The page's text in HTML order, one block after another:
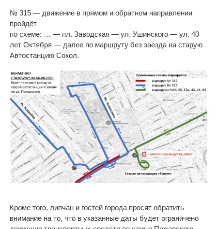
№ 315 — движение в прямом и обратном направлении
пройдёт
по схеме: … — пл. Заводская — ул. Ушинского — ул. 40
лет Октября — далее по маршруту без заезда на старую
Автостанцию Сокол.
Кроме того, липчан и гостей города просят обратить
внимание на то, что в указанные даты будет ограничено